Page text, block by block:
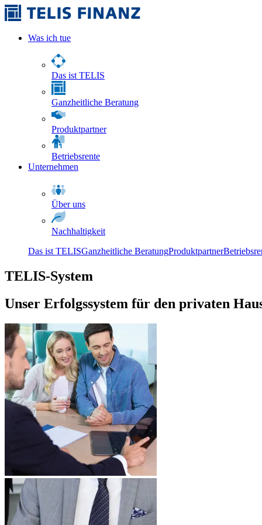
Was ich tue
Das ist TELIS
Ganzheitliche Beratung
Produktpartner
Betriebsrente
Unternehmen
Über uns
Nachhaltigkeit
Das ist TELISGanzheitliche BeratungProduktpartner
TELIS-System
Unser Erfolgssystem für den privaten